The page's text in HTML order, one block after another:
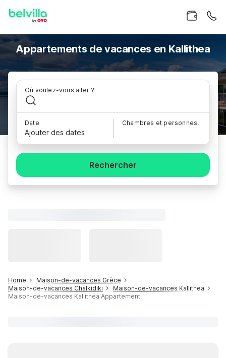
Appartements de vacances en Kallithea
Où voulez-vous aller ?
Date
Ajouter des dates
Chambres et personnes,
Rechercher
Home
Maison-de-vacances Grèce
Maison-de-vacances Chalkidiki
Maison-de-vacances Kallithea
Maison-de-vacances Kallithea Appartement